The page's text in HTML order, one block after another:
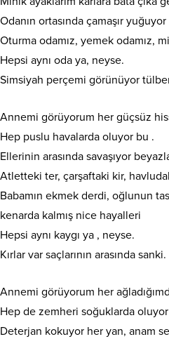
Odanın ortasında çamaşır
Oturma odamız, yemek odamız,
Hepsi aynı oda ya, neyse.
Simsiyah perçemi görünüyor
Annemi görüyorum her güçsüz
Hep puslu havalarda oluyor bu .
Ellerinin arasında savaşıyor
Atletteki ter, çarşaftaki kir,
Babamın ekmek derdi, oğlunun
kenarda kalmış nice hayalleri
Hepsi aynı kaygı ya , neyse.
Kırlar var saçlarının arasında sanki.
Annemi görüyorum her
Hep de zemheri soğuklarda
Deterjan kokuyor her yan, anam